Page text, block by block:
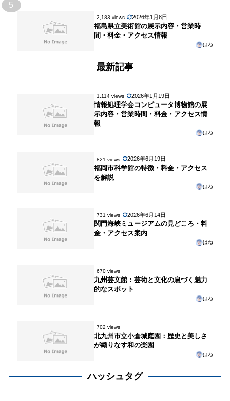
5
2,183 views 2026年1月8日
福島県立美術館の展示内容・営業時
間・料金・アクセス情報
はね
最新記事
1,114 views 2026年1月19日
情報処理学会コンピュータ博物館の展
示内容・営業時間・料金・アクセス情
報
はね
821 views 2026年6月19日
福岡市科学館の特徴・料金・アクセス
を解説
はね
731 views 2026年6月14日
関門海峡ミュージアムの見どころ・料
金・アクセス案内
はね
670 views
九州芸文館：芸術と文化の息づく魅力
的なスポット
はね
702 views
北九州市立小倉城庭園：歴史と美しさ
が織りなす和の楽園
はね
ハッシュタグ